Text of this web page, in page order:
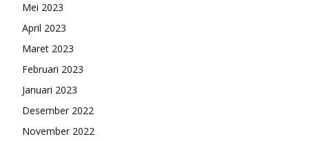
Mei 2023
April 2023
Maret 2023
Februari 2023
Januari 2023
Desember 2022
November 2022